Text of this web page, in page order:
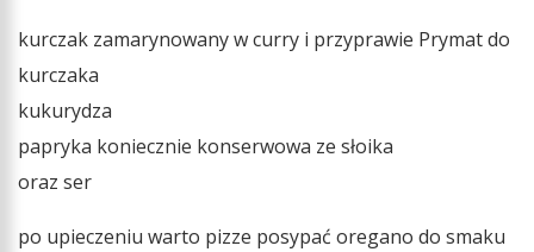
kurczak zamarynowany w curry i przyprawie Prymat do
kurczaka
kukurydza
papryka koniecznie konserwowa ze słoika
oraz ser
po upieczeniu warto pizze posypać oregano do smaku